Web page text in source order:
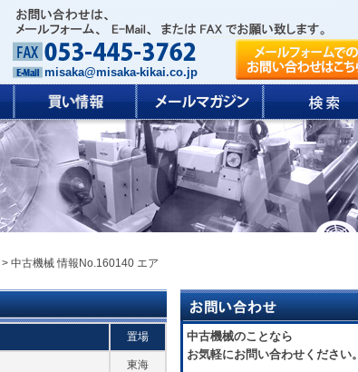
misaka@misaka-kikai.co.jp
> 中古機械 情報No.160140 エア
置場
東海
中古機械のことなら
お気軽にお問い合わせください。